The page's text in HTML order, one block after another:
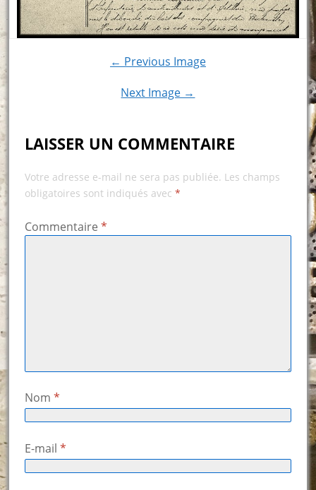
← Previous Image
Next Image →
LAISSER UN COMMENTAIRE
Votre adresse e-mail ne sera pas publiée. Les champs
obligatoires sont indiqués avec *
Commentaire *
Nom *
E-mail *